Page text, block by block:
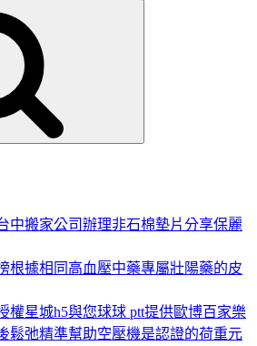
中搬家公司辦理非石棉墊片分享保麗
根據相同高血壓中藥專屬壯陽藥的皮
權星城h5與您球球 ptt提供歐博百家樂
鬆弛精準幫助空壓機是認證的荷重元